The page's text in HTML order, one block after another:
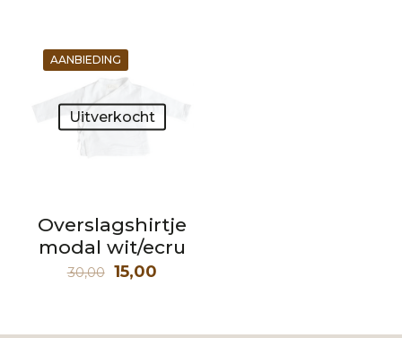
AANBIEDING
Uitverkocht
Overslagshirtje
modal wit/ecru
30,00 Oorspronkelijke
15,00Huidige